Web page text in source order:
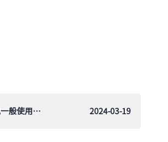
酒店自助机一般使用寿命多长？酒店自助机一般使用寿命探索！ 2024-03-19